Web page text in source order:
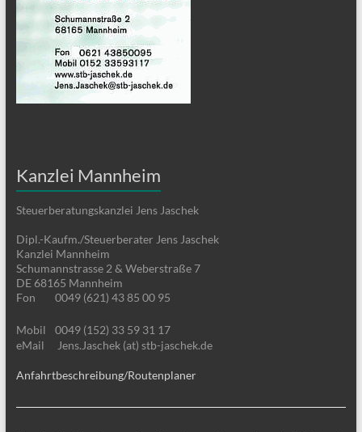
Kanzlei Mannheim
Steuerberatungskanzlei Jens Jaschek
Dipl.-Kaufm./Steuerberater Jens Jaschek
Kanzlei Mannheim
Schumannstrasse 2 & Weberstraße 7
DE 68165 Mannheim
Fon
0049 (621) 43 85 00 95
Mobil
0049 (152) 33 59 31 17
eMail
Jens.Jaschek (at) stb-jaschek.de
Anfahrtbeschreibung/Routenplaner